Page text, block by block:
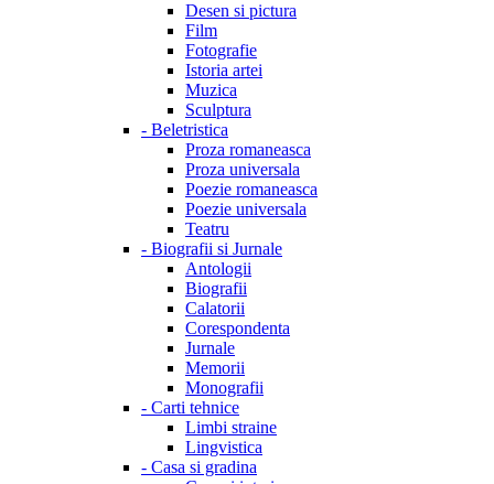
Desen si pictura
Film
Fotografie
Istoria artei
Muzica
Sculptura
- Beletristica
Proza romaneasca
Proza universala
Poezie romaneasca
Poezie universala
Teatru
- Biografii si Jurnale
Antologii
Biografii
Calatorii
Corespondenta
Jurnale
Memorii
Monografii
- Carti tehnice
Limbi straine
Lingvistica
- Casa si gradina